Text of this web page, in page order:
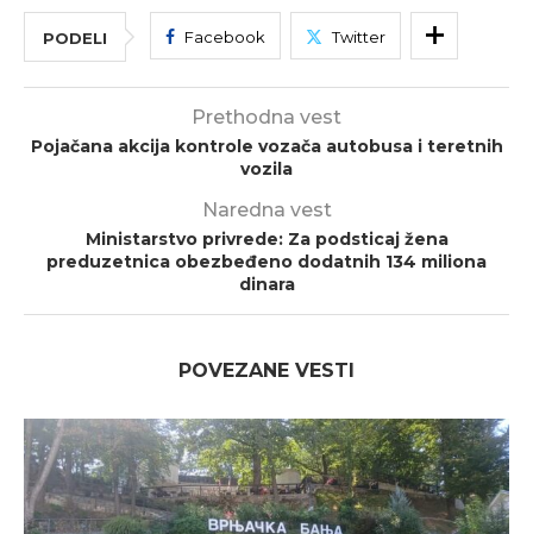
PODELI Facebook Twitter
Prethodna vest
Pojačana akcija kontrole vozača autobusa i teretnih
vozila
Naredna vest
Ministarstvo privrede: Za podsticaj žena
preduzetnica obezbeđeno dodatnih 134 miliona
dinara
POVEZANE VESTI